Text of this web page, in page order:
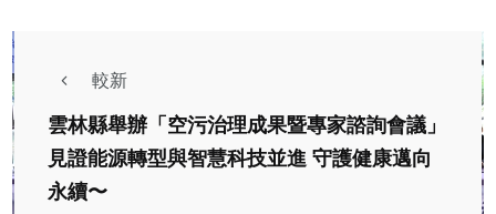
較新
雲林縣舉辦「空污治理成果暨專家諮詢會議」
見證能源轉型與智慧科技並進 守護健康邁向
永續〜